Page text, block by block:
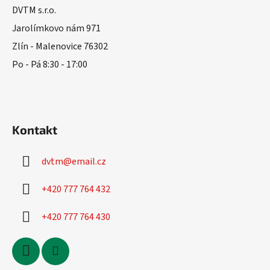
DVTM s.r.o.
Jarolímkovo nám 971
Zlín - Malenovice 76302
Po - Pá 8:30 - 17:00
Kontakt
dvtm@email.cz
+420 777 764 432
+420 777 764 430